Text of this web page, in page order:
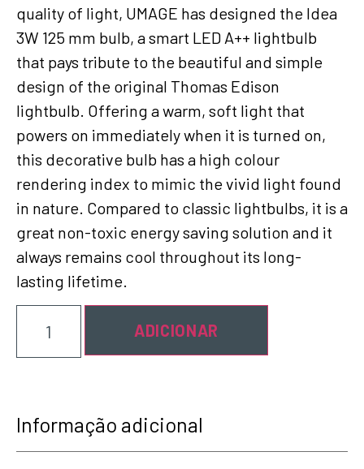
quality of light, UMAGE has designed the Idea
3W 125 mm bulb, a smart LED A++ lightbulb
that pays tribute to the beautiful and simple
design of the original Thomas Edison
lightbulb. Offering a warm, soft light that
powers on immediately when it is turned on,
this decorative bulb has a high colour
rendering index to mimic the vivid light found
in nature. Compared to classic lightbulbs, it is a
great non-toxic energy saving solution and it
always remains cool throughout its long-
lasting lifetime.
ADICIONAR
Informação adicional